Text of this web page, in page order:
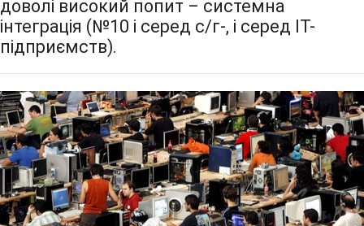
доволі високий попит – системна
інтеграція (№10 і серед с/г-, і серед IT-
підприємств).